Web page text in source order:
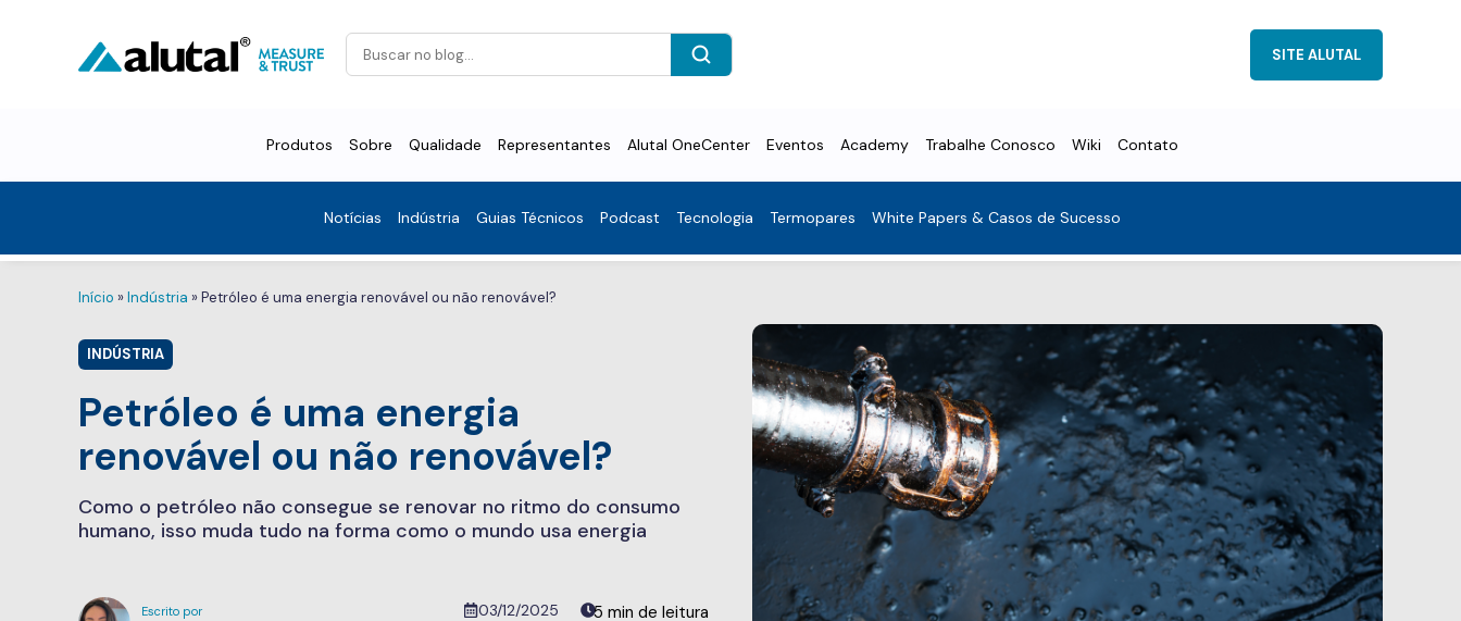
SITE ALUTAL
Produtos Sobre Qualidade Representantes Alutal OneCenter Eventos Academy Trabalhe Conosco Wiki Contato
Notícias Indústria Guias Técnicos Podcast Tecnologia Termopares White Papers & Casos de Sucesso
Início »Indústria »Petróleo é uma energia renovável ou não renovável?
INDÚSTRIA
Petróleo é uma energia
renovável ou não renovável?
Como o petróleo não consegue se renovar no ritmo do consumo
humano, isso muda tudo na forma como o mundo usa energia
03/12/2025